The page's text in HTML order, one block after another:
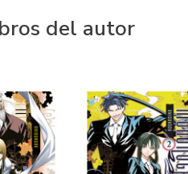
del autor